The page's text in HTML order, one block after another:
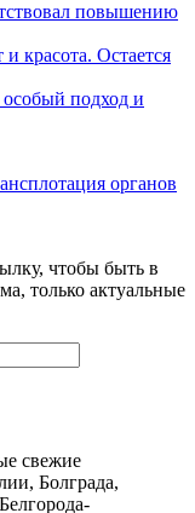
повышению
красота. Остается
подход и
органов
чтобы быть в
только актуальные
свежие
Болграда,